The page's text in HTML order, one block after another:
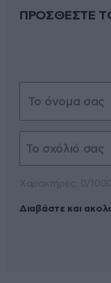
ΠΡΟΣΘΕΣΤΕ
Διαβάστε και